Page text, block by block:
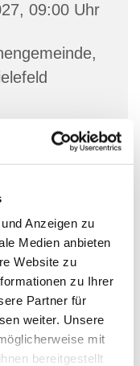
Anzeigen zu
Medien anbieten
Website zu
zu Ihrer
Partner für
weiter. Unsere
mit
bereitgestellt
09:00 Uhr